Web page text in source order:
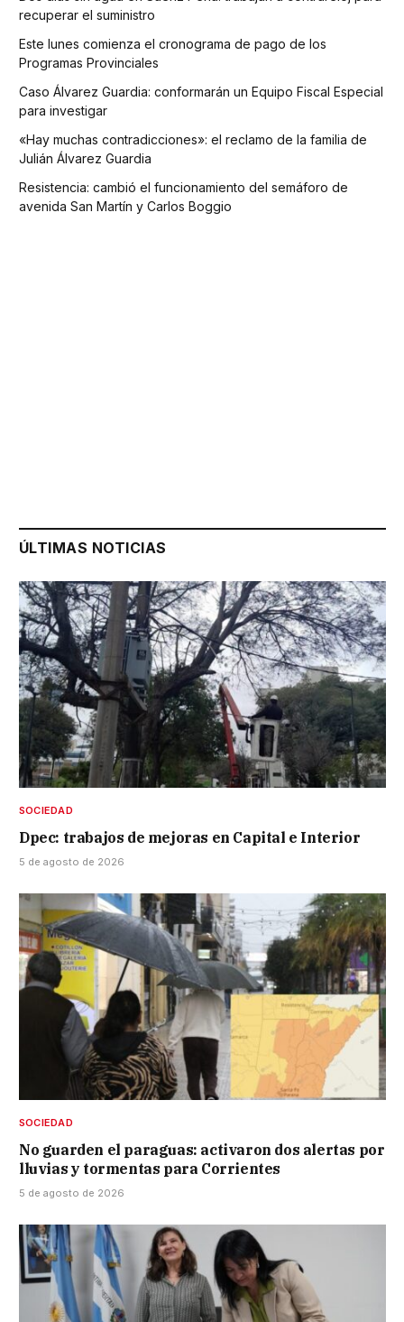
recuperar el suministro
Este lunes comienza el cronograma de pago de los
Programas Provinciales
Caso Álvarez Guardia: conformarán un Equipo Fiscal Especial
para investigar
«Hay muchas contradicciones»: el reclamo de la familia de
Julián Álvarez Guardia
Resistencia: cambió el funcionamiento del semáforo de
avenida San Martín y Carlos Boggio
ÚLTIMAS NOTICIAS
SOCIEDAD
Dpec: trabajos de mejoras en Capital e Interior
5 de agosto de 2026
SOCIEDAD
No guarden el paraguas: activaron dos alertas por
lluvias y tormentas para Corrientes
5 de agosto de 2026